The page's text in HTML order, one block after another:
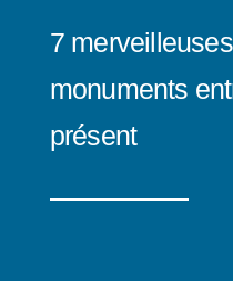
7
monuments
présent